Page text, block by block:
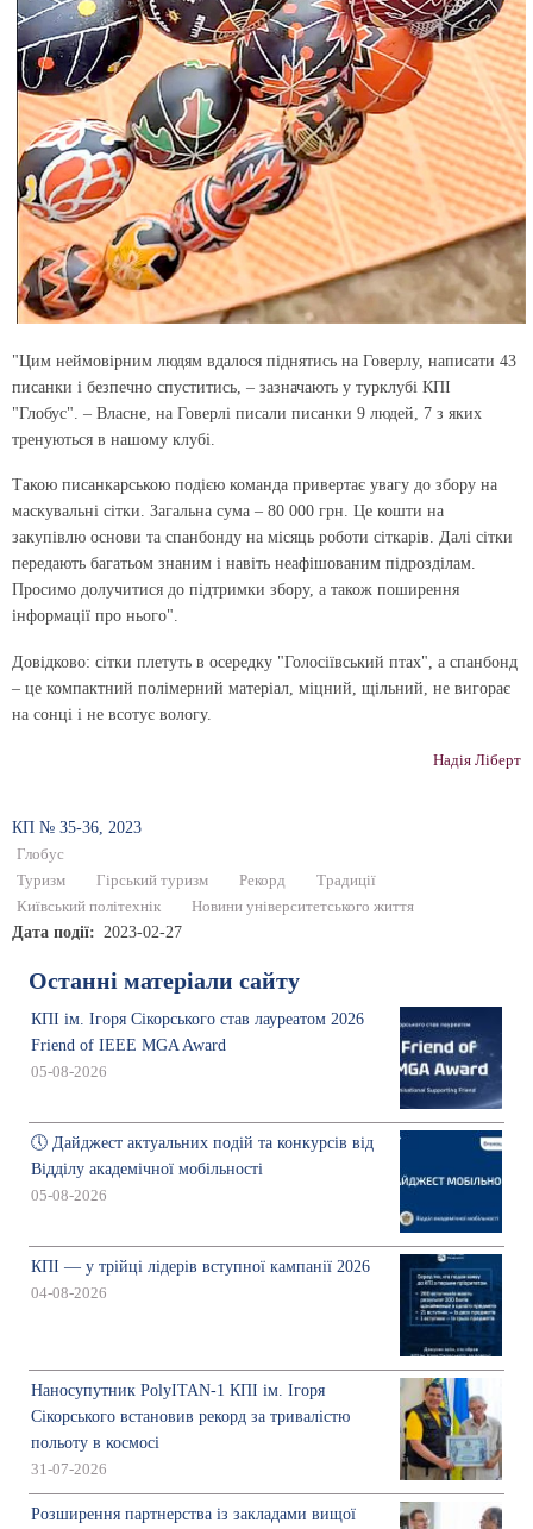
"Цим неймовірним людям вдалося піднятись на Говерлу, написати 43
писанки і безпечно спуститись, – зазначають у турклубі КПІ
"Глобус". – Власне, на Говерлі писали писанки 9 людей, 7 з яких
тренуються в нашому клубі.
Такою писанкарською подією команда привертає увагу до збору на
маскувальні сітки. Загальна сума – 80 000 грн. Це кошти на
закупівлю основи та спанбонду на місяць роботи сіткарів. Далі сітки
передають багатьом знаним і навіть неафішованим підрозділам.
Просимо долучитися до підтримки збору, а також поширення
інформації про нього".
Довідково: сітки плетуть в осередку "Голосіївський птах", а спанбонд
– це компактний полімерний матеріал, міцний, щільний, не вигорає
на сонці і не всотує вологу.
Надія Ліберт
КП № 35-36, 2023
Глобус
Туризм
Гірський туризм Рекорд
Традиції
Київський політехнік
Новини університетського життя
Дата події 2023-02-27
Останні матеріали сайту
КПІ ім. Ігоря Сікорського став лауреатом 2026
Friend of IEEE MGA Award
05-08-2026
🕔 Дайджест актуальних подій та конкурсів від
Відділу академічної мобільності
05-08-2026
КПІ — у трійці лідерів вступної кампанії 2026
04-08-2026
Наносупутник PolyITAN-1 КПІ ім. Ігоря
Сікорського встановив рекорд за тривалістю
польоту в космосі
31-07-2026
Розширення партнерства із закладами вищої